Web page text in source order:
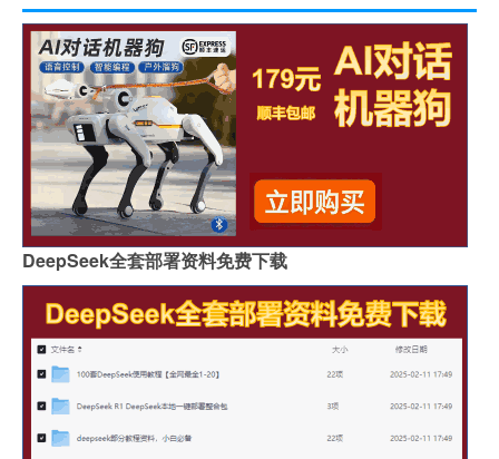
DeepSeek全套部署资料免费下载